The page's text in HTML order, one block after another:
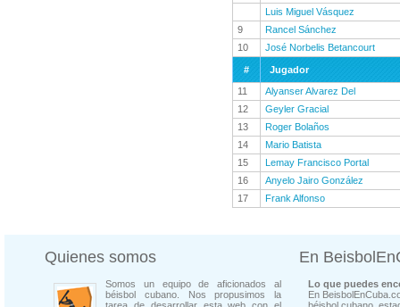
Luis Miguel Vásquez
9
Rancel Sánchez
10
José Norbelis Betancourt
#
Jugador
11
Alyanser Alvarez Del
12
Geyler Gracial
13
Roger Bolaños
14
Mario Batista
15
Lemay Francisco Portal
16
Anyelo Jairo González
17
Frank Alfonso
Quienes somos
Somos un equipo de aficionados al
béisbol cubano. Nos propusimos la
En
Lo que puedes
En